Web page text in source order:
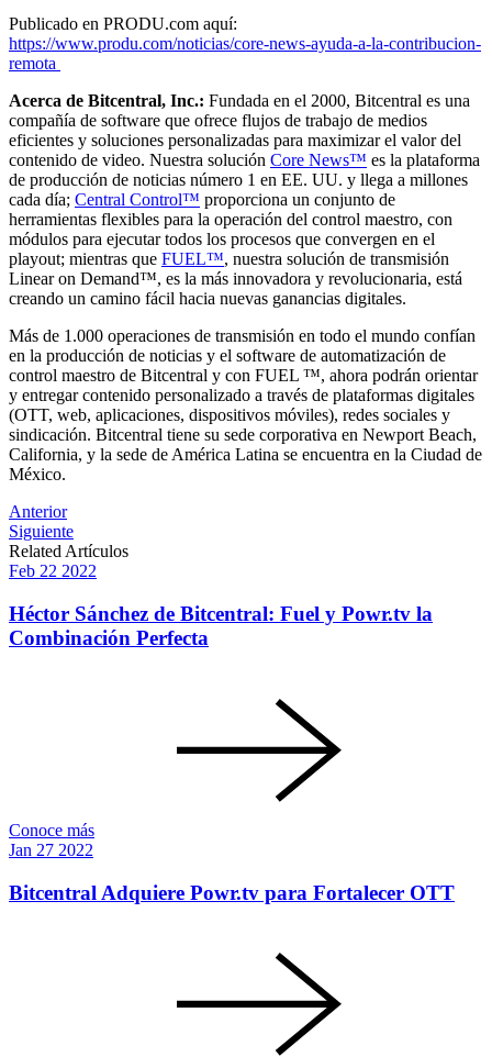
Publicado en PRODU.com aquí:
https://www.produ.com/noticias/core-news-ayuda-a-la-contribucion-
remota
Acerca de Bitcentral, Inc.: Fundada en el 2000, Bitcentral es una
compañía de software que ofrece flujos de trabajo de medios
eficientes y soluciones personalizadas para maximizar el valor del
contenido de video. Nuestra solución Core News™ es la plataforma
de producción de noticias número 1 en EE. UU. y llega a millones
cada día; Central Control™ proporciona un conjunto de
herramientas flexibles para la operación del control maestro, con
módulos para ejecutar todos los procesos que convergen en el
playout; mientras que FUEL™, nuestra solución de transmisión
Linear on Demand™, es la más innovadora y revolucionaria, está
creando un camino fácil hacia nuevas ganancias digitales.
Más de 1.000 operaciones de transmisión en todo el mundo confían
en la producción de noticias y el software de automatización de
control maestro de Bitcentral y con FUEL ™, ahora podrán orientar
y entregar contenido personalizado a través de plataformas digitales
(OTT, web, aplicaciones, dispositivos móviles), redes sociales y
sindicación. Bitcentral tiene su sede corporativa en Newport Beach,
California, y la sede de América Latina se encuentra en la Ciudad de
México.
Post
navigation
Anterior
Siguiente
Related Artículos
Feb 22 2022
Héctor Sánchez de Bitcentral: Fuel y Powr.tv la
Combinación Perfecta
Conoce más
Jan 27 2022
Bitcentral Adquiere Powr.tv para Fortalecer OTT